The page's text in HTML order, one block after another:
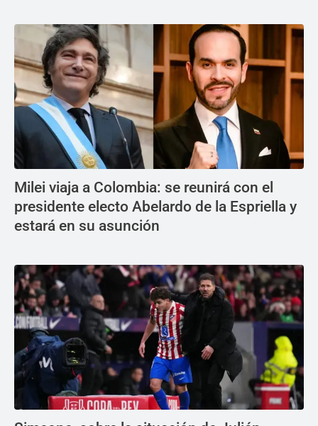
Milei viaja a Colombia: se reunirá con el
presidente electo Abelardo de la Espriella y
estará en su asunción